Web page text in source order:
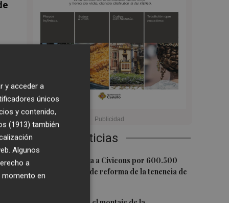
Últimas Noticias
1
Castelló adjudica a Civicons por 600.500
euros las obras de reforma de la tenencia de
y acceder a
únicos
y contenido,
(1913) también
Algunos
a
momento en